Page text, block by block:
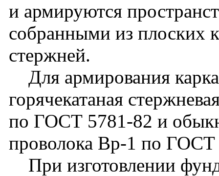
и армируются
собранными из плоских
стержней.
Для армирования
горячекатаная
по ГОСТ 5781-82 и
проволока Вр-1 по ГОСТ
При изготовлении